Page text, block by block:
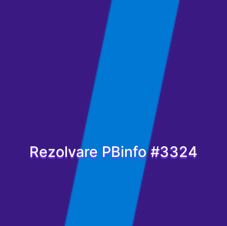
Rezolvare PBinfo #3324